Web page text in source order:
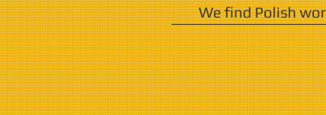
We find Polish